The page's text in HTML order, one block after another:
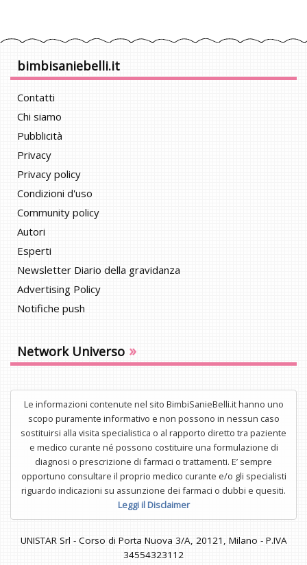
bimbisaniebelli.it
Contatti
Chi siamo
Pubblicità
Privacy
Privacy policy
Condizioni d'uso
Community policy
Autori
Esperti
Newsletter Diario della gravidanza
Advertising Policy
Notifiche push
Network Universo »
Le informazioni contenute nel sito BimbiSanieBelli.it hanno uno
scopo puramente informativo e non possono in nessun caso
sostituirsi alla visita specialistica o al rapporto diretto tra paziente
e medico curante né possono costituire una formulazione di
diagnosi o prescrizione di farmaci o trattamenti. E’ sempre
opportuno consultare il proprio medico curante e/o gli specialisti
riguardo indicazioni su assunzione dei farmaci o dubbi e quesiti.
Leggi il Disclaimer
UNISTAR Srl - Corso di Porta Nuova 3/A, 20121, Milano - P.IVA
34554323112